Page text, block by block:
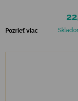
Pozrieť viac